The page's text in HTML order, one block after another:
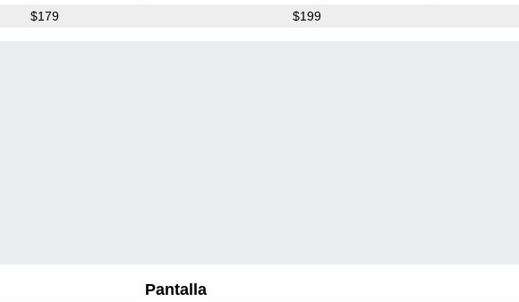
$179 $199
Pantalla